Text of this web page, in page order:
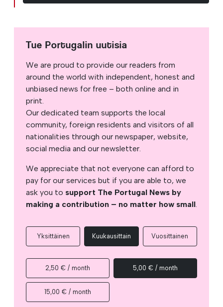
Tue Portugalin uutisia
We are proud to provide our readers from
around the world with independent, honest and
unbiased news for free – both online and in
print.
Our dedicated team supports the local
community, foreign residents and visitors of all
nationalities through our newspaper, website,
social media and our newsletter.
We appreciate that not everyone can afford to
pay for our services but if you are able to, we
ask you to support The Portugal News by
making a contribution – no matter how small.
Yksittäinen Kuukausittain Vuosittainen
2,50 € / month 5,00 € / month
15,00 € / month